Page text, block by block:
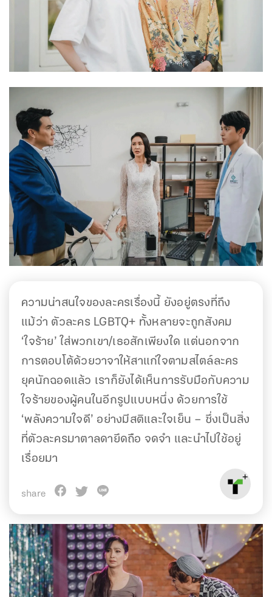
ความน่าสนใจของละครเรื่องนี้ ยังอยู่ตรงที่ถึง
แม้ว่า ตัวละคร LGBTQ+ ทั้งหลายจะถูกสังคม
‘ใจร้าย’ ใส่พวกเขา/เธอสักเพียงใด แต่นอกจาก
การตอบโต้ด้วยวาจาให้สาแก่ใจตามสไตล์ละคร
ยุคนักฉอดแล้ว เราก็ยังได้เห็นการรับมือกับความ
ใจร้ายของผู้คนในอีกรูปแบบหนึ่ง ด้วยการใช้
‘พลังความใจดี’ อย่างมีสติและใจเย็น – ซึ่งเป็นสิ่ง
ที่ตัวละครมาตาลดายึดถือ จดจำ และนำไปใช้อยู่
เรื่อยมา
share